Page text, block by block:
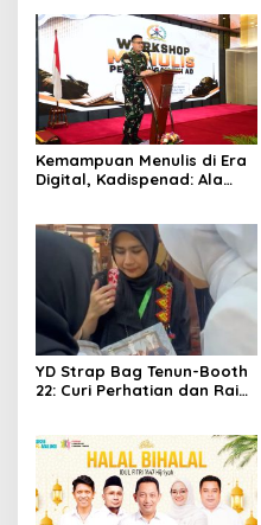
Kemampuan Menulis di Era
Digital, Kadispenad: Ala
YD Strap Bag Tenun-Booth
22: Curi Perhatian dan Raih
dengan Citra Nan Anggun